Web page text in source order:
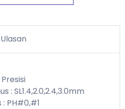
Ulasan
: SL1.4,2.0,2.4,3.0mm
PH#0,#1